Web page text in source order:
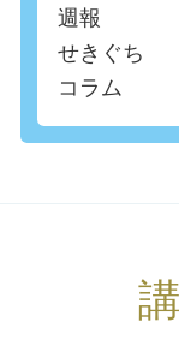
週報
せきぐち
コラム